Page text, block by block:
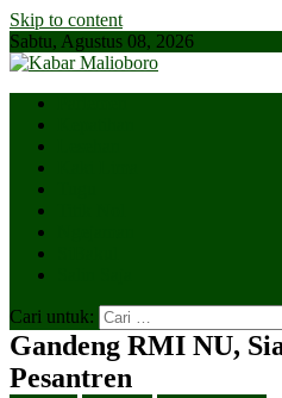
Skip to content
Sabtu, Agustus 08, 2026
Cari untuk:
Gandeng RMI NU,
Pesantren